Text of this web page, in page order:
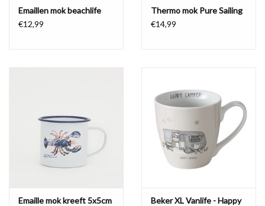
Emaillen mok beachlife
€12,99
Thermo mok Pure Sailing
€14,99
Emaille mok kreeft 5x5cm
Beker XL Vanlife - Happy